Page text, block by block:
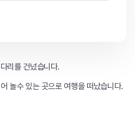
리를 건넜습니다.
놀수 있는 곳으로 여행을 떠났습니다.